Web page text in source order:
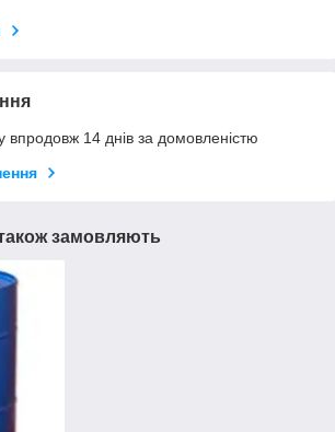
впродовж 14 днів за домовленістю
замовляють